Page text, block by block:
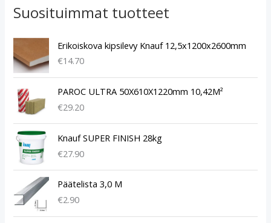
Suosituimmat tuotteet
Erikoiskova kipsilevy Knauf 12,5x1200x2600mm
€14.70
PAROC ULTRA 50X610X1220mm 10,42M²
€29.20
Knauf SUPER FINISH 28kg
€27.90
Päätelista 3,0 M
€2.90